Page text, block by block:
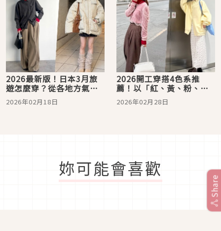
2026最新版！日本3月旅
遊怎麼穿？從各地方氣溫
解析到穿搭靈感範本，為
出國造型營造搶眼注目的
2026年02月18日
2026開工穿搭4色系推
薦！以「紅、黃、粉、
藍」穿出新年好運氣
2026年02月28日
妳可能會喜歡
Share